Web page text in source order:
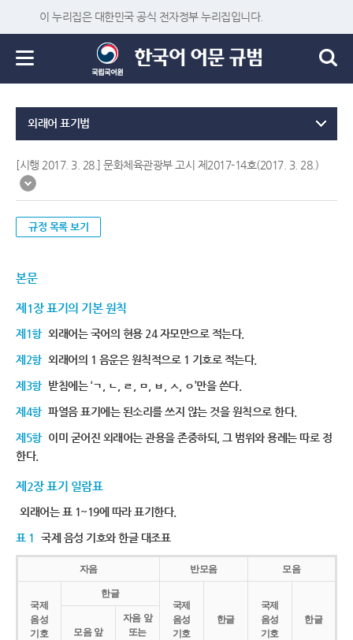
이 누리집은 대한민국 공식 전자정부 누리집입니다.
외래어 표기법
[시행 2017. 3. 28.] 문화체육관광부 고시 제2017-14호(2017. 3. 28.)
규정 목록 보기
본문
제1장 표기의 기본 원칙
제1항 외래어는 국어의 현용 24 자모만으로 적는다.
제2항 외래어의 1 음운은 원칙적으로 1 기호로 적는다.
제3항 받침에는 ‘ㄱ, ㄴ, ㄹ, ㅁ, ㅂ, ㅅ, ㅇ’만을 쓴다.
제4항 파열음 표기에는 된소리를 쓰지 않는 것을 원칙으로 한다.
제5항 이미 굳어진 외래어는 관용을 존중하되, 그 범위와 용례는 따로 정
한다.
제2장 표기 일람표
외래어는 표 1~19에 따라 표기한다.
표 1 국제 음성 기호와 한글 대조표
자음 반모음 모음
국제
음성
기호
한글
국제
음성
기호
한글
국제
음성
기호
한글
모음 앞
자음 앞
또는